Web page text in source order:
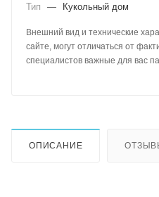
Тип
— Кукольный дом
Внешний вид и технические
сайте, могут отличаться от
специалистов важные для вас
ОПИСАНИЕ